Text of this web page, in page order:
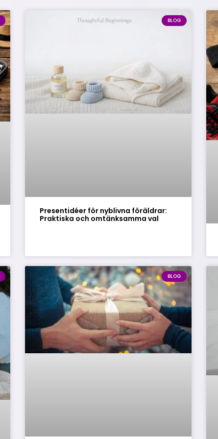
BLOG
Presentidéer för nyblivna föräldrar:
Praktiska och omtänksamma val
BLOG